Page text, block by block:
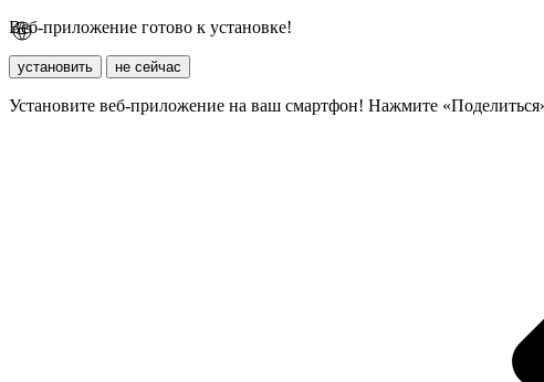
Веб-приложение готово к установке!
установить не сейчас
Установите веб-приложение на ваш смартфон! Нажмите